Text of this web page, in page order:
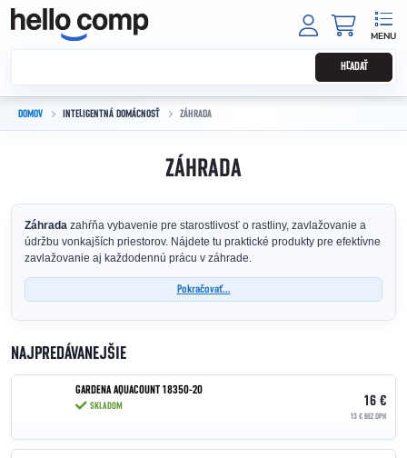
Prejsť na obsah
HĽADAŤ
DOMOV INTELIGENTNÁ DOMÁCNOSŤ ZÁHRADA
ZÁHRADA
Záhrada zahŕňa vybavenie pre starostlivosť o rastliny, zavlažovanie a
údržbu vonkajších priestorov. Nájdete tu praktické produkty pre efektívne
zavlažovanie aj každodennú prácu v záhrade.
Pokračovať...
NAJPREDÁVANEJŠIE
GARDENA AQUACOUNT 18350-20
SKLADOM 16 €
13 € BEZ DPH